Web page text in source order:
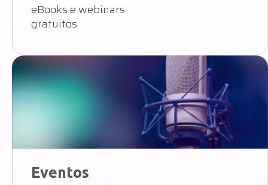
eBooks e webinars
gratuitos
Eventos